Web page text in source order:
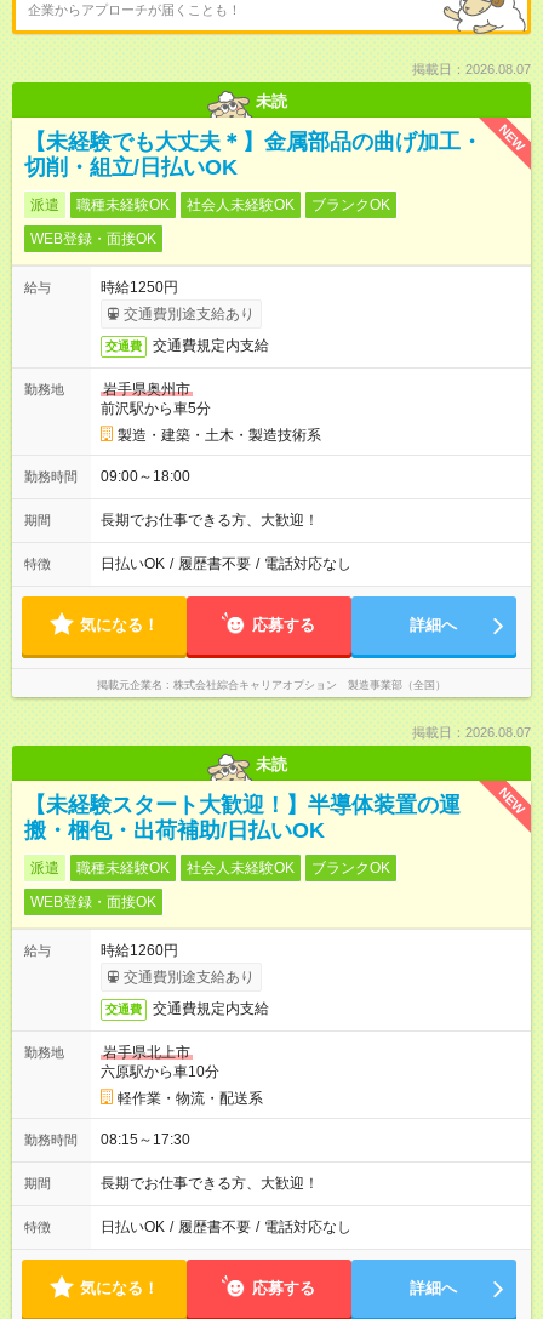
企業からアプローチが届くことも！
掲載日：2026.08.07
未読
NEW
【未経験でも大丈夫＊】金属部品の曲げ加工・
切削・組立/日払いOK
派遣 職種未経験OK 社会人未経験OK
ブランクOK
WEB登録・面接OK
給与
時給1250円
交通費別途支給あり
交通費 交通費規定内支給
勤務地
岩手県奥州市
前沢駅から車5分
製造・建築・土木・製造技術系
勤務時間 09:00～18:00
期間 長期でお仕事できる方、大歓迎！
特徴 日払いOK / 履歴書不要 / 電話対応なし
気になる！ 応募する 詳細へ
掲載元企業名 株式会社綜合キャリアオプション 製造事業部（全国）
掲載日：2026.08.07
未読
NEW
【未経験スタート大歓迎！】半導体装置の運
搬・梱包・出荷補助/日払いOK
派遣 職種未経験OK 社会人未経験OK
ブランクOK
WEB登録・面接OK
給与
時給1260円
交通費別途支給あり
交通費 交通費規定内支給
勤務地
岩手県北上市
六原駅から車10分
軽作業・物流・配送系
勤務時間 08:15～17:30
期間 長期でお仕事できる方、大歓迎！
特徴 日払いOK / 履歴書不要 / 電話対応なし
気になる！ 応募する 詳細へ